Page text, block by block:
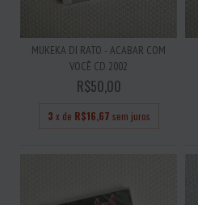
MUKEKA DI RATO - ACABAR COM
VOCÊ CD 2002
R$50,00
3 x de R$16,67 sem juros